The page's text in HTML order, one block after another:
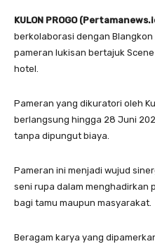
KULON PROGO
berkolaborasi dengan
pameran lukisan bertajuk
hotel.
Pameran yang dikuratori oleh
berlangsung hingga 28 Juni
tanpa dipungut biaya.
Pameran ini menjadi wujud
seni rupa dalam menghadirkan
bagi tamu maupun masyarakat.
Beragam karya yang